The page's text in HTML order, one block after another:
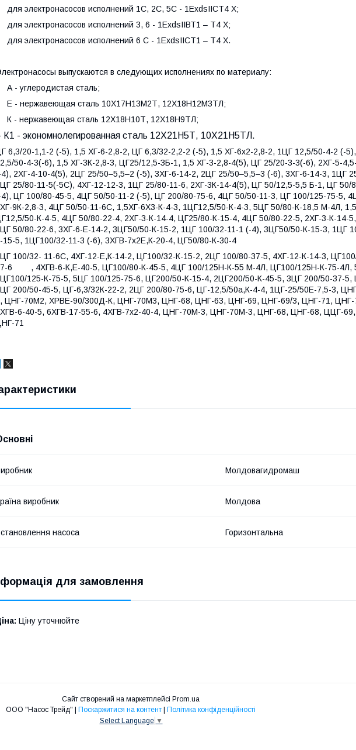
для электронасосов исполнений 1С, 2С, 5С - 1ЕхdsIIСТ4 Х;
для электронасосов исполнений 3, 6 - 1ЕхdsIIВТ1 – Т4 Х;
для электронасосов исполнений 6 С - 1ЕхdsIIСТ1 – Т4 Х.
выпускаются в следующих исполнениях по материалу:
А - углеродистая сталь;
Е - нержавеющая сталь 10Х17Н13М2Т, 12Х18Н12М3ТЛ;
К - нержавеющая сталь 12Х18Н10Т, 12Х18Н9ТЛ;
К1 - экономнолегированная сталь 12Х21Н5Т, 10Х21Н5ТЛ.
6,3/20-1,1-2 (-5), 1,5 ХГ-6-2,8-2, ЦГ 6,3/32-2,2-2 (-5), 1,5 ХГ-6х2-2,8-2, 1ЦГ 12,5/50-4-2 (-
50-4-3(-6), 1,5 ХГ-3К-2,8-3, ЦГ25/12,5-ЗБ-1, 1,5 ХГ-3-2,8-4(5), ЦГ 25/20-3-3(-6), 2ХГ-5-
2ХГ-4-10-4(5), 2ЦГ 25/50–5,5–2 (-5), 3ХГ-6-14-2, 2ЦГ 25/50–5,5–3 (-6), 3ХГ-6-14-3, 1ЦГ
25/80-11-5(-5С), 4ХГ-12-12-3, 1ЦГ 25/80-11-6, 2ХГ-3К-14-4(5), ЦГ 50/12,5-5,5 Б-1, ЦГ 50/
ЦГ 100/80-45-5, 4ЦГ 50/50-11-2 (-5), ЦГ 200/80-75-6, 4ЦГ 50/50-11-3, ЦГ 100/125-75-5,
9К-2,8-3, 4ЦГ 50/50-11-6С, 1,5ХГ-6Х3-К-4-3, 1ЦГ12,5/50-К-4-3, 5ЦГ 50/80-К-18,5 М-
50-К-4-5, 4ЦГ 50/80-22-4, 2ХГ-3-К-14-4, ЦГ25/80-К-15-4, 4ЦГ 50/80-22-5, 2ХГ-3-К-14-
50/80-22-6, 3ХГ-6-Е-14-2, 3ЦГ50/50-К-15-2, 1ЦГ 100/32-11-1 (-4), 3ЦГ50/50-К-15-3, 1ЦГ
15-5, 1ЦГ100/32-11-3 (-6), 3ХГВ-7х2Е,К-20-4, ЦГ50/80-К-30-4
100/32- 11-6С, 4ХГ-12-Е,К-14-2, ЦГ100/32-К-15-2, 2ЦГ 100/80-37-5, 4ХГ-12-К-14-3,
6 , 4ХГВ-6-К,Е-40-5, ЦГ100/80-К-45-5, 4ЦГ 100/125Н-К-55 М-4Л, ЦГ100/125Н-К-75-4Л,
125-К-75-5, 5ЦГ 100/125-75-6, ЦГ200/50-К-15-4, 2ЦГ200/50-К-45-5, 3ЦГ 200/50-37-5,
200/50-45-5, ЦГ-6,3/32К-22-2, 2ЦГ 200/80-75-6, ЦГ-12,5/50а,К-4-4, 1ЦГ-25/50Е-7,5-3,
ЦНГ-70М2, ХРВЕ-90/300Д-К, ЦНГ-70М3, ЦНГ-68, ЦНГ-63, ЦНГ-69, ЦНГ-69/3, ЦНГ-71, ЦНГ-
6-40-5, 6ХГВ-17-55-6, 4ХГВ-7х2-40-4, ЦНГ-70М-3, ЦНГ-70М-3, ЦНГ-68, ЦНГ-68, ЦЦГ-
71
Молдовагидромаш
виробник Молдова
насоса Горизонтальна
для замовлення
Ціну уточнюйте
Сайт створений на маркетплейсі Prom.ua
Поскаржитися на контент
Політика конфіденційності
Select Language ▼